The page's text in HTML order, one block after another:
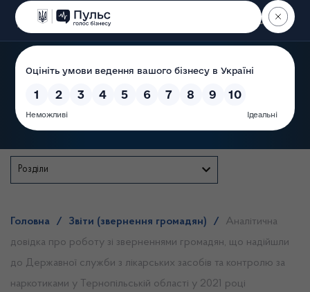
Пошук
Розділи
Головна / Звіти (звернення громадян) /
Аналітична
довідка про роботу зі зверненнями громадян, що надійшли
до Державної служби з лікарських засобів та контролю за
наркотиками у Тернопільській області у 2021 році